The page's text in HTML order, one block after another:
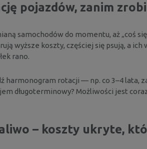
pojazdów, zanim
samochodów do momentu, aż „coś
wyższe koszty, częściej się psują, a
rano.
harmonogram rotacji — np. co 3–4 lata,
długoterminowy? Możliwości jest
– koszty ukryte,